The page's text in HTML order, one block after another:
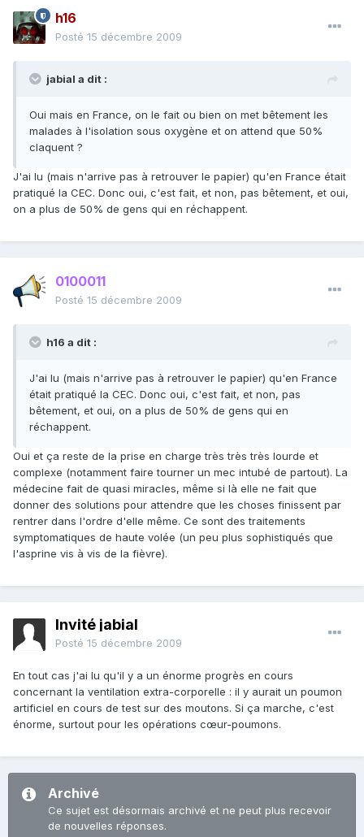
h16
Posté 15 décembre 2009
jabial a dit :
Oui mais en France, on le fait ou bien on met bêtement les
malades à l'isolation sous oxygène et on attend que 50%
claquent ?
J'ai lu (mais n'arrive pas à retrouver le papier) qu'en France était
pratiqué la CEC. Donc oui, c'est fait, et non, pas bêtement, et oui,
on a plus de 50% de gens qui en réchappent.
0100011
Posté 15 décembre 2009
h16 a dit :
J'ai lu (mais n'arrive pas à retrouver le papier) qu'en France
était pratiqué la CEC. Donc oui, c'est fait, et non, pas
bêtement, et oui, on a plus de 50% de gens qui en
réchappent.
Oui et ça reste de la prise en charge très très très lourde et
complexe (notamment faire tourner un mec intubé de partout). La
médecine fait de quasi miracles, même si là elle ne fait que
donner des solutions pour attendre que les choses finissent par
rentrer dans l'ordre d'elle même. Ce sont des traitements
symptomatiques de haute volée (un peu plus sophistiqués que
l'asprine vis à vis de la fièvre).
Invité jabial
Posté 15 décembre 2009
En tout cas j'ai lu qu'il y a un énorme progrès en cours
concernant la ventilation extra-corporelle : il y aurait un poumon
artificiel en cours de test sur des moutons. Si ça marche, c'est
énorme, surtout pour les opérations cœur-poumons.
Archivé
Ce sujet est désormais archivé et ne peut plus recevoir
de nouvelles réponses.